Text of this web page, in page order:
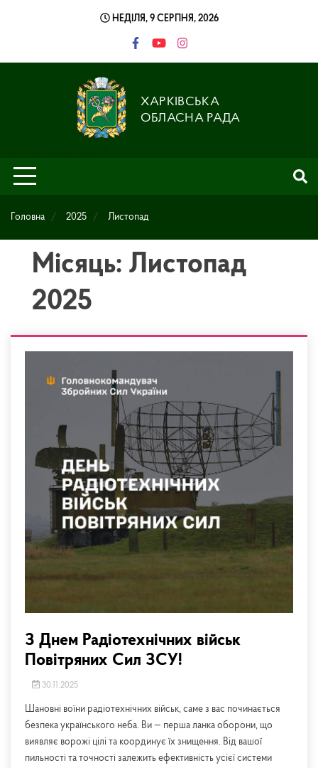
НЕДІЛЯ, 9 СЕРПНЯ, 2026
ХАРКІВСЬКА
ОБЛАСНА РАДА
Головна 2025 Листопад
Місяць: Листопад
2025
З Днем Радіотехнічних військ
Повітряних Сил ЗСУ!
30.11.2025
Шановні воїни радіотехнічних військ, саме з вас починається
безпека українського неба. Ви — перша ланка оборони, що
виявляє ворожі цілі та координує їх знищення. Від вашої
пильності та точності залежить ефективність усієї системи